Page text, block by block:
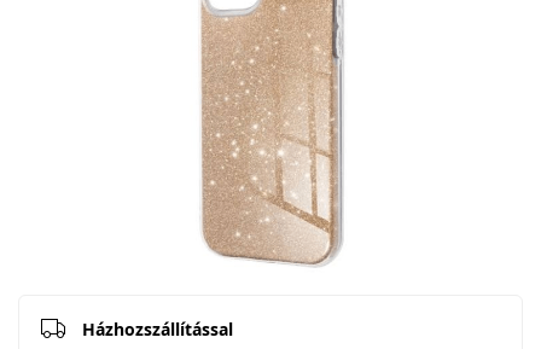
Házhozszállítással